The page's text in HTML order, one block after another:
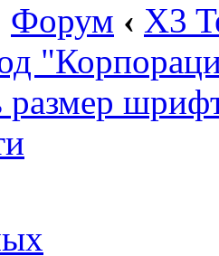
Форум ‹ X3
размер